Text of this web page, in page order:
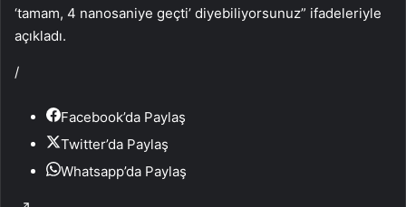
‘tamam, 4 nanosaniye geçti’ diyebiliyorsunuz” ifadeleriyle
açıkladı.
/
Facebook’da Paylaş
Twitter’da Paylaş
Whatsapp’da Paylaş